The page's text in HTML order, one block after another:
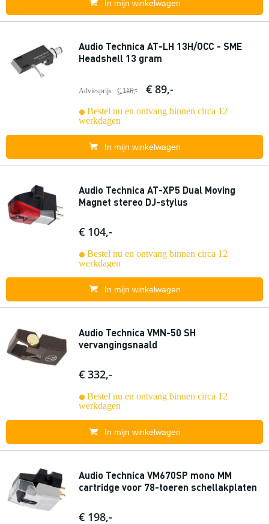
In mijn winkelwagen
Audio Technica AT-LH 13H/OCC - SME
Headshell 13 gram
Adviesprijs € 116,- € 89,-
Bestel nu en ontvang binnen circa 12
werkdagen
In mijn winkelwagen
Audio Technica AT-XP5 Dual Moving
Magnet stereo DJ-stylus
€ 104,-
Bestel nu en ontvang binnen circa 12
werkdagen
In mijn winkelwagen
Audio Technica VMN-50 SH
vervangingsnaald
€ 332,-
Bestel nu en ontvang binnen circa 12
werkdagen
In mijn winkelwagen
Audio Technica VM670SP mono MM
cartridge voor 78-toeren schellakplaten
€ 198,-